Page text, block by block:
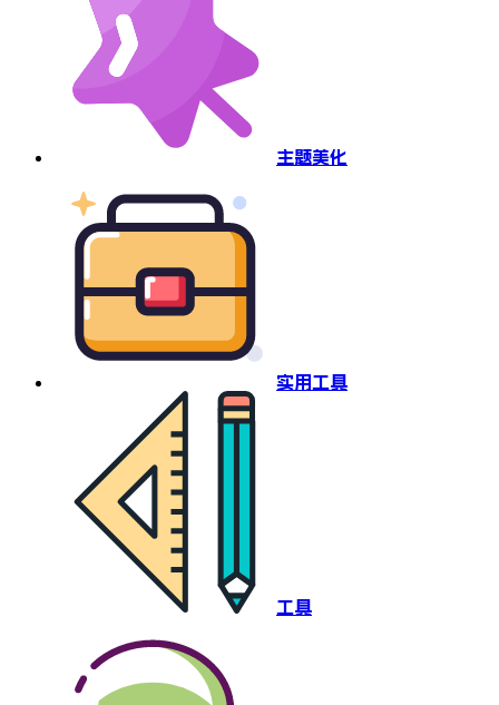
主题美化
实用工具
工具